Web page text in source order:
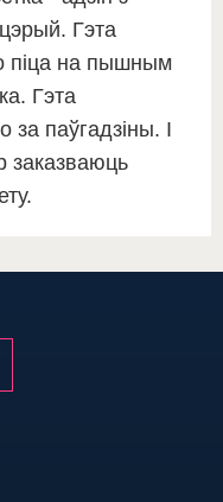
Гэта
піца на пышным
Гэта
за паўгадзіны. І
заказваюць